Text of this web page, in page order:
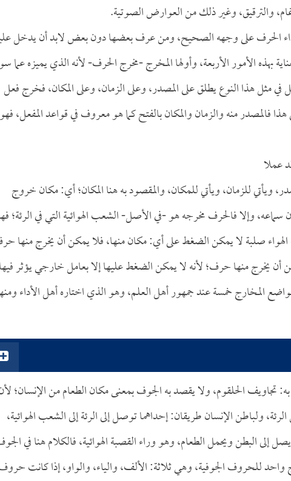
والترقيق، وغير ذلك من العوارض الصوتية.
الحرف على وجهه الصحيح، ومن عرف بعضها دون بعض لابد أن يدخل
بهذه الأمور الأربعة، وأولها المخرج -مخرج الحرف- لأنه الذي يميزه عما
مثل هذا النوع يطلق على المصدر، وعلى الزمان، وعلى المكان، فخرج فعل
منه والزمان والمكان بالفتح كما هو معروف في قواعد المفعل،
عملا
ويأتي للزمان، ويأتي للمكان، والمقصود به هنا المكان؛ أي: مكان خروج
وإلا فالحرف مخرجه هو -في الأصل- الشعب الهوائية التي في الرئة؛
الهواء صلبة لا يمكن الضغط على أي: مكان منها، فلا يمكن أن يخرج منها
أن يخرج منها حرف؛ لأنه لا يمكن الضغط عليها إلا بعامل خارجي يؤثر
المخارج خمسة عند جمهور أهل العلم، وهو الذي اختاره أهل الأداء
الحلقوم، ولا يقصد به الجوف بمعنى مكان الطعام من الإنسان؛
ولباطن الإنسان طريقان: إحداهما توصل إلى الرئة إلى الشعب الهوائية،
إلى البطن ويحمل الطعام، وهو وراء القصبة الهوائية، فالكلام هنا في
للحروف الجوفية، وهي ثلاثة: الألف، والياء، والواو، إذا كانت